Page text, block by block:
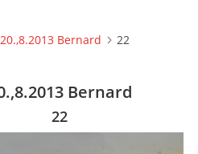
20.,8.2013 Bernard 22
Bernard
22